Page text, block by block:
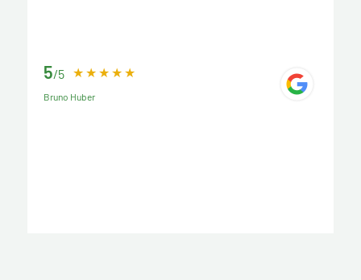
5/5
Bruno Huber